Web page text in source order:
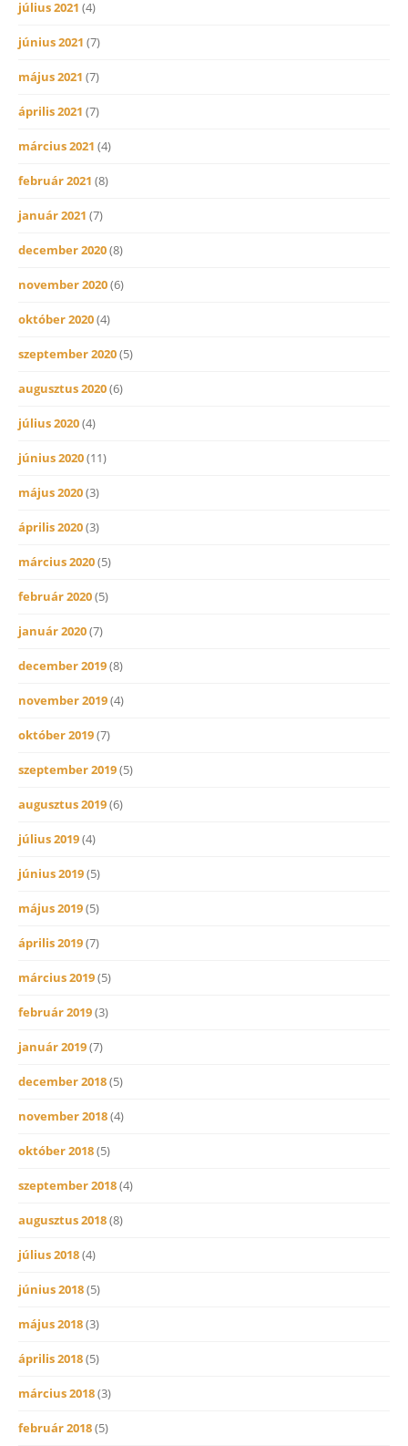
július 2021 (4)
június 2021 (7)
május 2021 (7)
április 2021 (7)
március 2021 (4)
február 2021 (8)
január 2021 (7)
december 2020(8)
november 2020(6)
október 2020(4)
szeptember 2020(5)
augusztus 2020(6)
július 2020(4)
június 2020(11)
május 2020(3)
április 2020(3)
március 2020(5)
február 2020(5)
január 2020(7)
december 2019(8)
november 2019(4)
október 2019(7)
szeptember 2019(5)
augusztus 2019(6)
július 2019(4)
június 2019(5)
május 2019(5)
április 2019(7)
március 2019(5)
február 2019(3)
január 2019(7)
december 2018(5)
november 2018(4)
október 2018(5)
szeptember 2018(4)
augusztus 2018(8)
július 2018(4)
június 2018(5)
május 2018(3)
április 2018(5)
március 2018(3)
február 2018(5)